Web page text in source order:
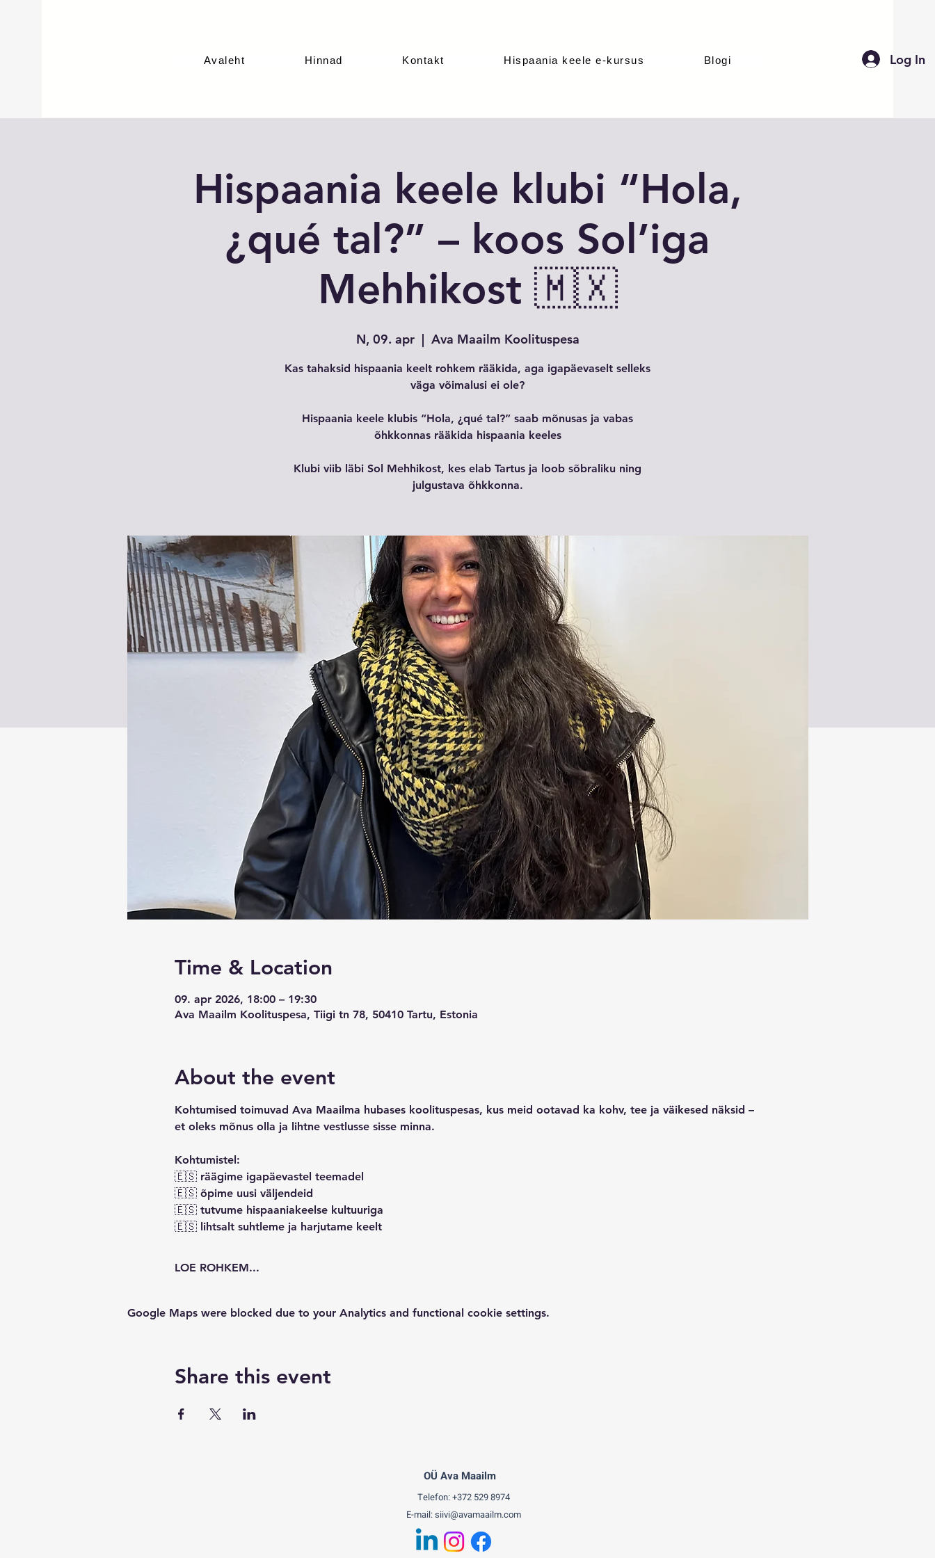
Avaleht Hinnad Kontakt Hispaania keele e-kursus Blogi Log In
Hispaania keele klubi “Hola,
¿qué tal?” – koos Sol’iga
Mehhikost 🇲🇽
N, 09. apr
  |
Ava Maailm Koolituspesa
Kas tahaksid hispaania keelt rohkem rääkida, aga igapäevaselt selleks
väga võimalusi ei ole?
Hispaania keele klubis “Hola, ¿qué tal?” saab mõnusas ja vabas
õhkkonnas rääkida hispaania keeles
Klubi viib läbi Sol Mehhikost, kes elab Tartus ja loob sõbraliku ning
julgustava õhkkonna.
Time & Location
09. apr 2026, 18:00 – 19:30
Ava Maailm Koolituspesa, Tiigi tn 78, 50410 Tartu, Estonia
About the event
Kohtumised toimuvad Ava Maailma hubases koolituspesas, kus meid ootavad ka kohv, tee ja väikesed näksid –
et oleks mõnus olla ja lihtne vestlusse sisse minna.
Kohtumistel:
🇪🇸 räägime igapäevastel teemadel
🇪🇸 õpime uusi väljendeid
🇪🇸 tutvume hispaaniakeelse kultuuriga
🇪🇸 lihtsalt suhtleme ja harjutame keelt
LOE ROHKEM...
Google Maps were blocked due to your Analytics and functional cookie settings.
Share this event
OÜ Ava Maailm
Telefon: +372 529 8974
E-mail:siivi@avamaailm.com